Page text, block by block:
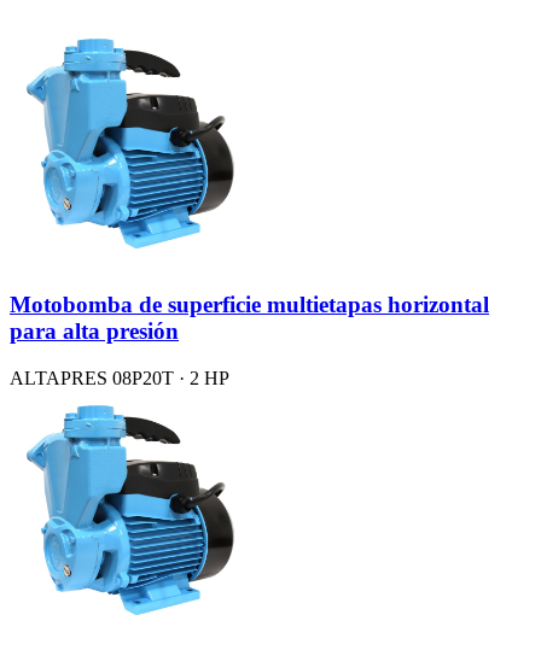
Motobomba de superficie multietapas horizontal
para alta presión
ALTAPRES 08P20T · 2 HP